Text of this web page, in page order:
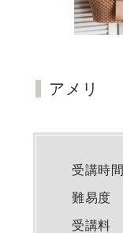
アメリ
受講時間
難易度
受講料